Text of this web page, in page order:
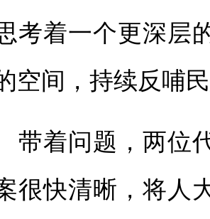
考着一个更深层
空间，持续反哺
着问题，两位代
很快清晰，将人